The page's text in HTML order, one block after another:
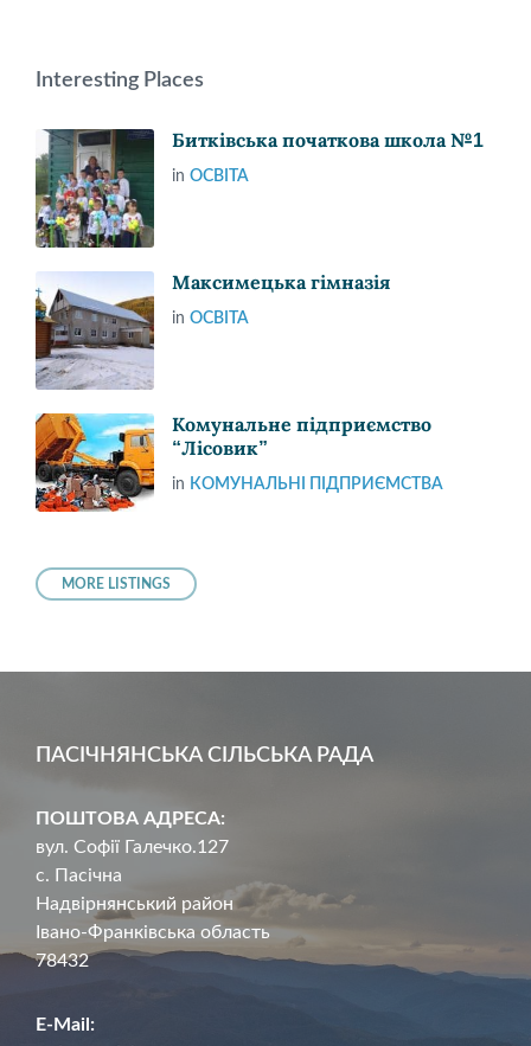
Interesting Places
Битківська початкова школа №1
in ОСВІТА
Максимецька гімназія
in ОСВІТА
Комунальне підприємство
“Лісовик”
in КОМУНАЛЬНІ ПІДПРИЄМСТВА
MORE LISTINGS
ПАСІЧНЯНСЬКА СІЛЬСЬКА РАДА
ПОШТОВА АДРЕСА:
вул. Софії Галечко.127
с. Пасічна
Надвірнянський район
Івано-Франківська область
78432
E-Mail: